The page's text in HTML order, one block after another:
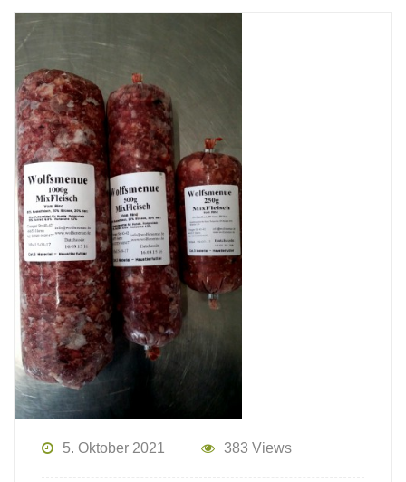
5. Oktober 2021 383 Views